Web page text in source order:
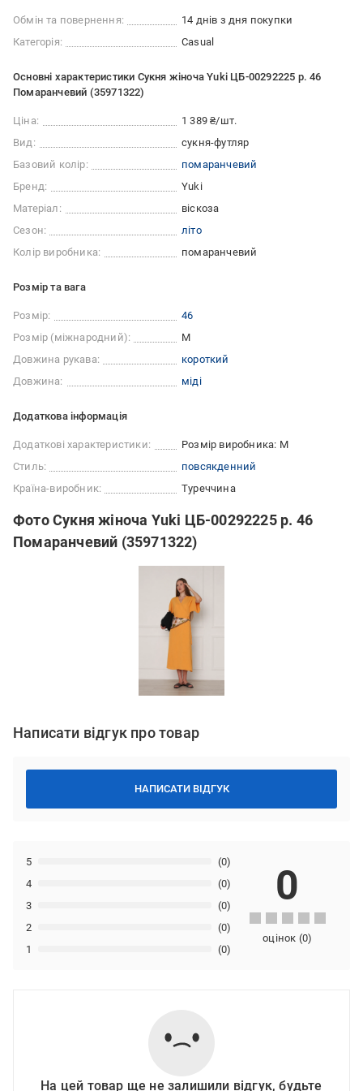
Обмін та повернення:
14 днів з дня покупки
Категорія:
Casual
Основні характеристики Сукня жіноча Yuki ЦБ-00292225 р. 46
Помаранчевий (35971322)
Ціна:
1 389 ₴/шт.
Вид:
сукня-футляр
Базовий колір:
помаранчевий
Бренд:
Yuki
Матеріал:
віскоза
Сезон:
літо
Колір виробника:
помаранчевий
Розмір та вага
Розмір:
46
Розмір (міжнародний):
M
Довжина рукава:
короткий
Довжина:
міді
Додаткова інформація
Додаткові характеристики:
Розмір виробника: M
Стиль:
повсякденний
Країна-виробник:
Туреччина
Фото Сукня жіноча Yuki ЦБ-00292225 р. 46
Помаранчевий (35971322)
Написати відгук про товар
НАПИСАТИ ВІДГУК
1 (0)
2 (0)
3 (0)
4 (0)
5 (0)
0
оцінок (0)
На цей товар ще не залишили відгук, будьте